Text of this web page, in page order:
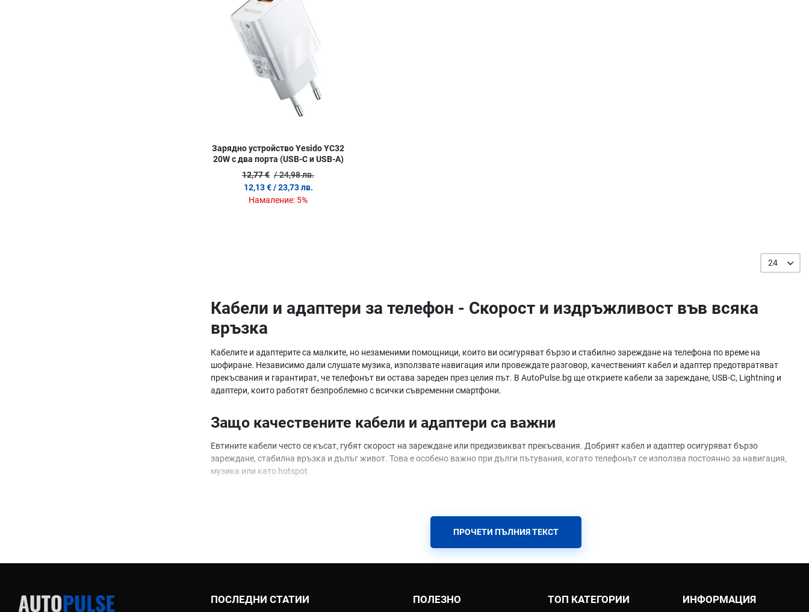
Зарядно устройство Yesido YC32
20W с два порта (USB-C и USB-A)
12,77 € / 24,98 лв.
12,13 € / 23,73 лв.
Намаление: 5%
24
Кабели и адаптери за телефон - Скорост и издръжливост във всяка
връзка
Кабелите и адаптерите са малките, но незаменими помощници, които ви осигуряват бързо и стабилно зареждане на телефона по време на
шофиране. Независимо дали слушате музика, използвате навигация или провеждате разговор, качественият кабел и адаптер предотвратяват
прекъсвания и гарантират, че телефонът ви остава зареден през целия път. В AutoPulse.bg ще откриете кабели за зареждане, USB-C, Lightning и
адаптери, които работят безпроблемно с всички съвременни смартфони.
Защо качествените кабели и адаптери са важни
Евтините кабели често се късат, губят скорост на зареждане или предизвикват прекъсвания. Добрият кабел и адаптер осигуряват бързо
зареждане, стабилна връзка и дълъг живот. Това е особено важно при дълги пътувания, когато телефонът се използва постоянно за навигация,
музика или като hotspot.
Универсална съвместимост
- USB-C, Lightning, Micro-USB в един кабел или комплект
ПРОЧЕТИ ПЪЛНИЯ ТЕКСТ
ПОСЛЕДНИ СТАТИИ ПОЛЕЗНО ТОП КАТЕГОРИИ ИНФОРМАЦИЯ